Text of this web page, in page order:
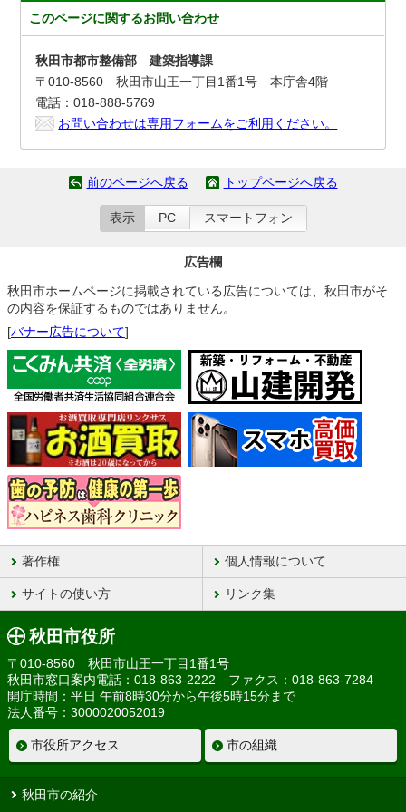
このページに関するお問い合わせ
秋田市都市整備部 建築指導課
〒010-8560 秋田市山王一丁目1番1号 本庁舎4階
電話：018-888-5769
お問い合わせは専用フォームをご利用ください。
前のページへ戻る トップページへ戻る
表示 PC スマートフォン
広告欄
秋田市ホームページに掲載されている広告については、秋田市がそ
の内容を保証するものではありません。
[バナー広告について]
著作権 個人情報について
サイトの使い方 リンク集
秋田市役所
〒010-8560 秋田市山王一丁目1番1号
秋田市窓口案内電話：018-863-2222 ファクス：018-863-7284
開庁時間：平日 午前8時30分から午後5時15分まで
法人番号：3000020052019
市役所アクセス 市の組織
秋田市の紹介